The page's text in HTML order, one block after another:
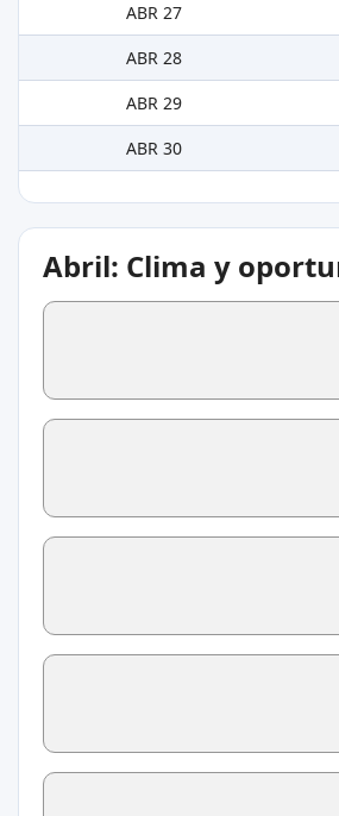
ABR 27
ABR 28
ABR 29
ABR 30
Abril: Clima y